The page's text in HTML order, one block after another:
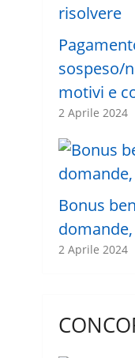
sospeso/
motivi e
2 Aprile 2024
Bonus
2 Aprile 2024